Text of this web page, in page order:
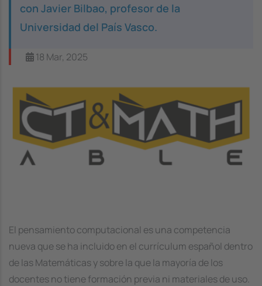
con Javier Bilbao, profesor de la
Universidad del País Vasco.
18 Mar, 2025
El pensamiento computacional es una competencia
nueva que se ha incluido en el currículum español dentro
de las Matemáticas y sobre la que la mayoría de los
docentes no tiene formación previa ni materiales de uso.